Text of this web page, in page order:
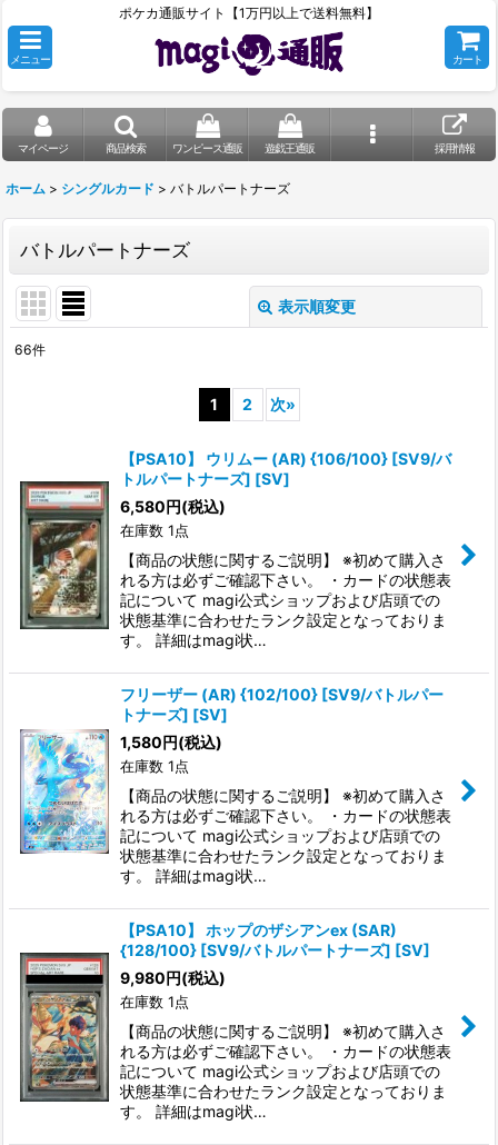
ポケカ通販サイト【1万円以上で送料無料】
メニュー カート
マイページ 商品検索 ワンピース通販 遊戯王通販 採用情報
ホーム > シングルカード > バトルパートナーズ
バトルパートナーズ
表示順変更
66件
1 2 次»
【PSA10】 ウリムー (AR) {106/100} [SV9/バ
トルパートナーズ] [SV]
6,580円(税込)
在庫数 1点
【商品の状態に関するご説明】 ※初めて購入さ
れる方は必ずご確認下さい。 ・カードの状態表
記について magi公式ショップおよび店頭での
状態基準に合わせたランク設定となっておりま
す。 詳細はmagi状…
フリーザー (AR) {102/100} [SV9/バトルパー
トナーズ] [SV]
1,580円(税込)
在庫数 1点
【商品の状態に関するご説明】 ※初めて購入さ
れる方は必ずご確認下さい。 ・カードの状態表
記について magi公式ショップおよび店頭での
状態基準に合わせたランク設定となっておりま
す。 詳細はmagi状…
【PSA10】 ホップのザシアンex (SAR)
{128/100} [SV9/バトルパートナーズ] [SV]
9,980円(税込)
在庫数 1点
【商品の状態に関するご説明】 ※初めて購入さ
れる方は必ずご確認下さい。 ・カードの状態表
記について magi公式ショップおよび店頭での
状態基準に合わせたランク設定となっておりま
す。 詳細はmagi状…